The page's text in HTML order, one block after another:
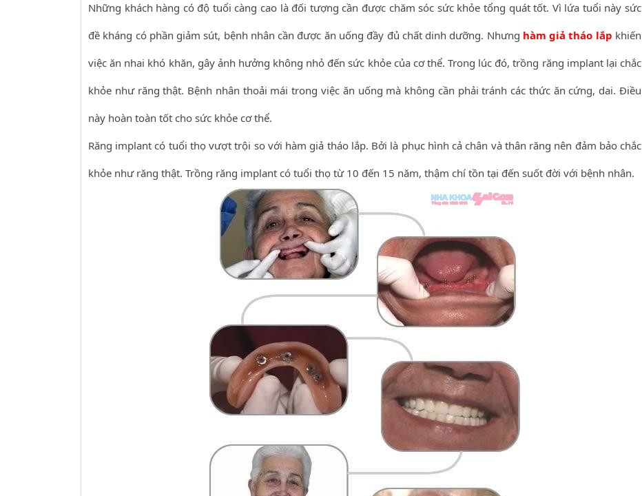
Những khách hàng có độ tuổi càng cao là đối tượng cần được chăm sóc sức khỏe tổng quát tốt. Vì lứa tuổi này sức
đề kháng có phần giảm sút, bệnh nhân cần được ăn uống đầy đủ chất dinh dưỡng. Nhưng hàm giả tháo lắp khiến
việc ăn nhai khó khăn, gây ảnh hưởng không nhỏ đến sức khỏe của cơ thể. Trong lúc đó, trồng răng implant lại chắc
khỏe như răng thật. Bệnh nhân thoải mái trong việc ăn uống mà không cần phải tránh các thức ăn cứng, dai. Điều
này hoàn toàn tốt cho sức khỏe cơ thể.
Răng implant có tuổi thọ vượt trội so với hàm giả tháo lắp. Bởi là phục hình cả chân và thân răng nên đảm bảo chắc
khỏe như răng thật. Trồng răng implant có tuổi thọ từ 10 đến 15 năm, thậm chí tồn tại đến suốt đời với bệnh nhân.